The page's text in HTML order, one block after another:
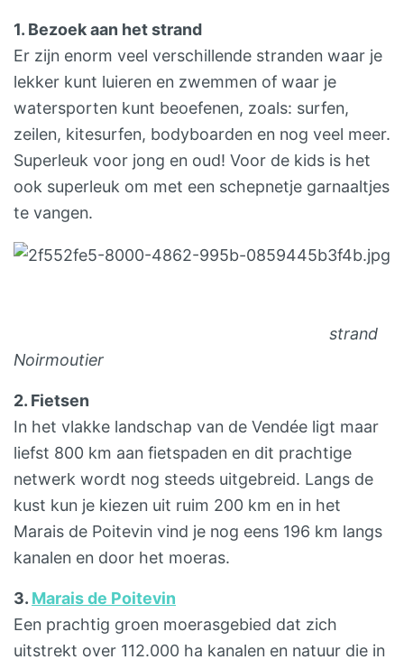
1. Bezoek aan het strand
Er zijn enorm veel verschillende stranden waar je
lekker kunt luieren en zwemmen of waar je
watersporten kunt beoefenen, zoals: surfen,
zeilen, kitesurfen, bodyboarden en nog veel meer.
Superleuk voor jong en oud! Voor de kids is het
ook superleuk om met een schepnetje garnaaltjes
te vangen.
strand
Noirmoutier
2. Fietsen
In het vlakke landschap van de Vendée ligt maar
liefst 800 km aan fietspaden en dit prachtige
netwerk wordt nog steeds uitgebreid. Langs de
kust kun je kiezen uit ruim 200 km en in het
Marais de Poitevin vind je nog eens 196 km langs
kanalen en door het moeras.
3. Marais de Poitevin
Een prachtig groen moerasgebied dat zich
uitstrekt over 112.000 ha kanalen en natuur die in